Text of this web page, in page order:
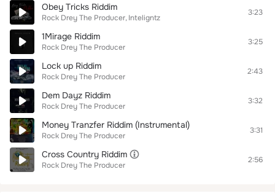
Obey Tricks Riddim
Rock Drey The Producer Inteligntz
3:23
1Mirage Riddim
Rock Drey The Producer
3:25
Lock up Riddim
Rock Drey The Producer
2:43
Dem Dayz Riddim
Rock Drey The Producer
3:32
Money Tranzfer Riddim (Instrumental)
Rock Drey The Producer
3:31
Cross Country Riddim
Rock Drey The Producer
2:56